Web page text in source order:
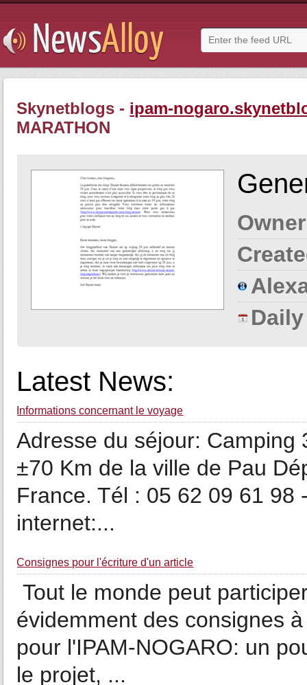
Skynetblogs - ipam-
MARATHON
Latest News:
Informations concernant le voyage
Adresse du séjour:
±70 Km de la ville de Pau
France. Tél : 05 62 09 61 98
internet:...
Consignes pour l'écriture d'un article
Tout le monde peut
évidemment des consignes
pour l'IPAM-NOGARO: un
le projet, ...